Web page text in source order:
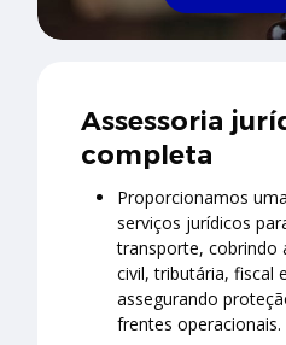
Assessoria
completa
Proporcionamos
serviços jurídicos
transporte, cobrindo
civil, tributária, fiscal
assegurando
frentes operacionais.